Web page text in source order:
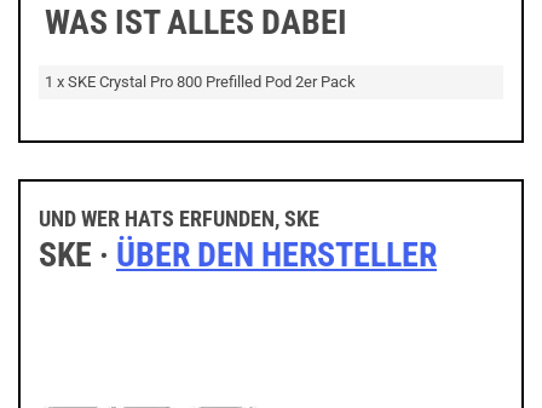
WAS IST ALLES DABEI
1 x SKE Crystal Pro 800 Prefilled Pod 2er Pack
UND WER HATS ERFUNDEN, SKE
SKE · ÜBER DEN HERSTELLER